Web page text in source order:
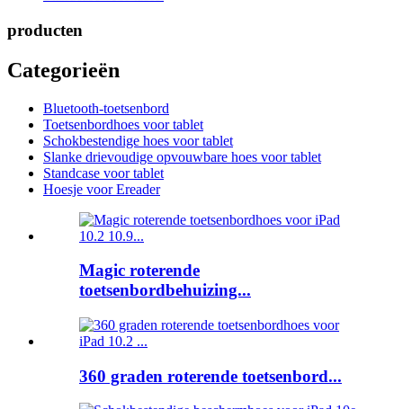
producten
Categorieën
Bluetooth-toetsenbord
Toetsenbordhoes voor tablet
Schokbestendige hoes voor tablet
Slanke drievoudige opvouwbare hoes voor tablet
Standcase voor tablet
Hoesje voor Ereader
Magic roterende
toetsenbordbehuizing...
360 graden roterende toetsenbord...